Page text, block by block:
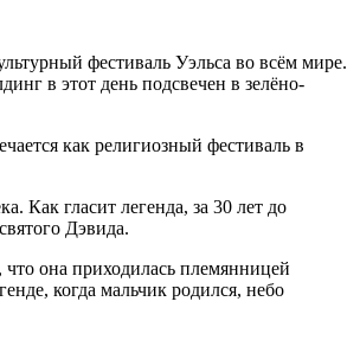
фестиваль Уэльса во всём мире.
в этот день подсвечен в зелёно-
как религиозный фестиваль в
Как гласит легенда, за 30 лет до
Дэвида.
она приходилась племянницей
когда мальчик родился, небо